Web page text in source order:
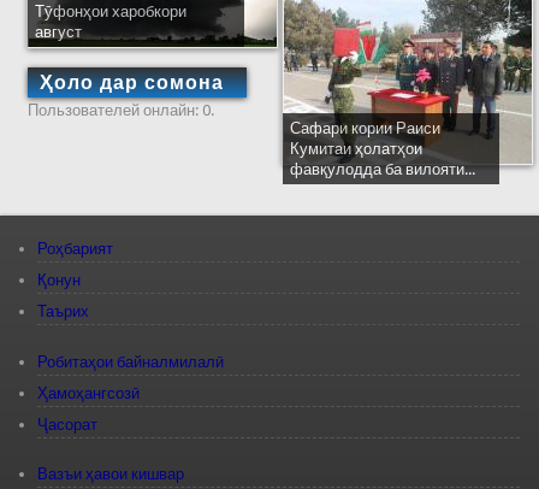
Тӯфонҳои харобкори
август
Ҳоло дар сомона
Пользователей онлайн: 0.
Сафари кории Раиси
Кумитаи ҳолатҳои
фавқулодда ба вилояти...
Роҳбарият
Қонун
Таърих
Робитаҳои байналмилалӣ
Ҳамоҳангсозӣ
Ҷасорат
Вазъи ҳавои кишвар